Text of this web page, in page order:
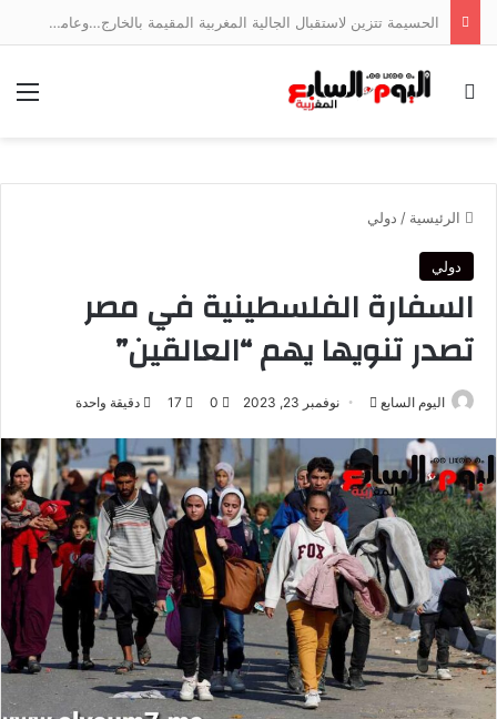
إعلان عن ميلاد فرع قانوني جديد…إصدار أكاديمي يدعو إلى تأسيس “القانون الدولي الخاص المسطري” بالمغرب
بحث عن
الرئيسية / دولي
دولي
السفارة الفلسطينية في مصر
تصدر تنويها يهم “العالقين”
اليوم السابع
أرسل
إلكترونيا
نوفمبر 23, 2023 0
17 دقيقة واحدة